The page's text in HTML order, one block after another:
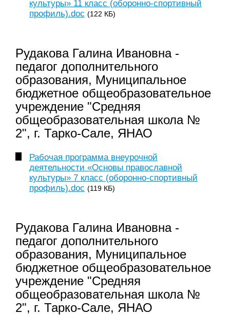
культуры» 11 класс (оборонно-спортивный
профиль).doc (122 КБ)
Рудакова Галина Ивановна -
педагог дополнительного
образования, Муниципальное
бюджетное общеобразовательное
учреждение "Средняя
общеобразовательная школа №
2", г. Тарко-Сале, ЯНАО
Рабочая программа внеурочной
деятельности «Основы православной
культуры» 7 класс (оборонно-спортивный
профиль).doc (119 КБ)
Рудакова Галина Ивановна -
педагог дополнительного
образования, Муниципальное
бюджетное общеобразовательное
учреждение "Средняя
общеобразовательная школа №
2", г. Тарко-Сале, ЯНАО